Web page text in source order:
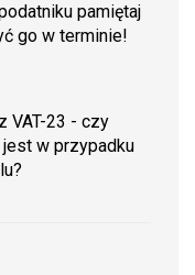
pamiętaj
go w terminie!
VAT-23 - czy
jest w przypadku